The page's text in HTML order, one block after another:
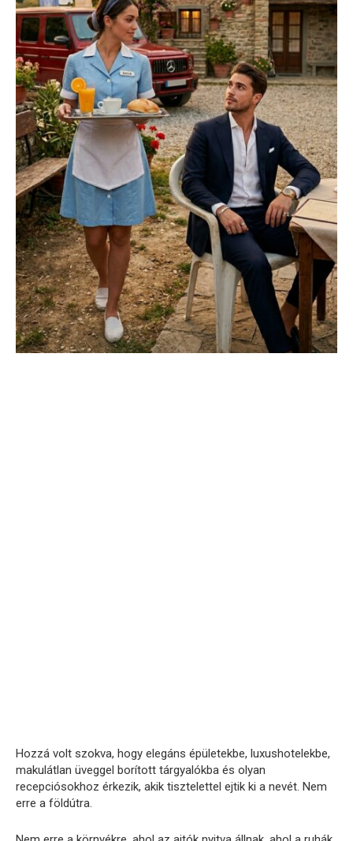
Hozzá volt szokva, hogy elegáns épületekbe, luxushotelekbe,
makulátlan üveggel borított tárgyalókba és olyan
recepciósokhoz érkezik, akik tisztelettel ejtik ki a nevét. Nem
erre a földútra.